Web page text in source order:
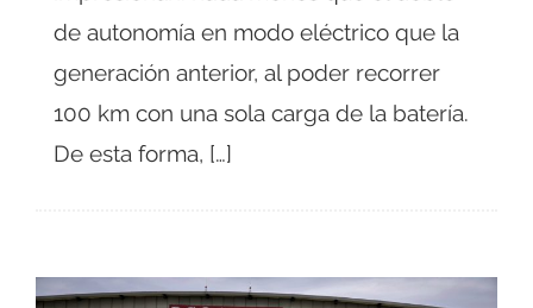
de autonomía en modo eléctrico que la
generación anterior, al poder recorrer
100 km con una sola carga de la batería.
De esta forma, […]